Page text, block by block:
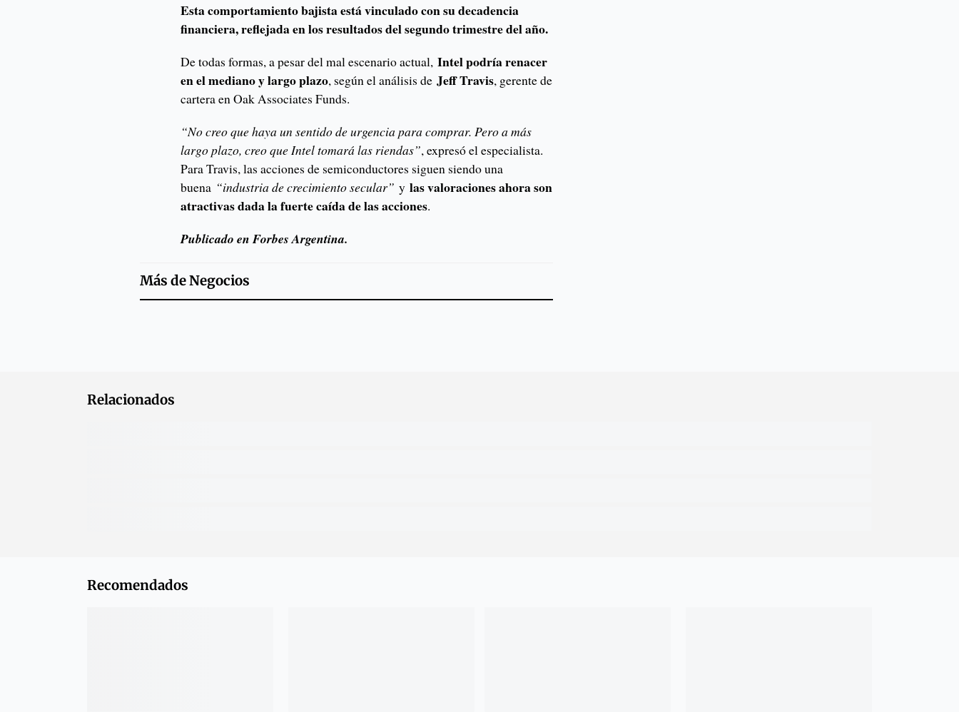
Esta comportamiento bajista está vinculado con su decadencia
financiera, reflejada en los resultados del segundo trimestre del año.
De todas formas, a pesar del mal escenario actual,Intel podría renacer
en el mediano y largo plazo, según el análisis deJeff Travis, gerente de
cartera en Oak Associates Funds.
“No creo que haya un sentido de urgencia para comprar. Pero a más
largo plazo, creo que Intel tomará las riendas”, expresó el especialista.
Para Travis, las acciones de semiconductores siguen siendo una
buena “industria de crecimiento secular” ylas valoraciones ahora son
atractivas dada la fuerte caída de las acciones.
Publicado en Forbes Argentina.
Más deNegocios
Relacionados
Recomendados